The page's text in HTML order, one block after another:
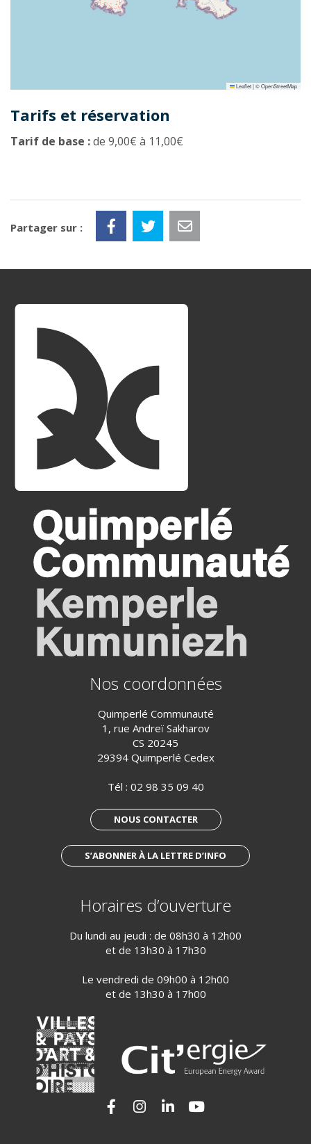
Leaflet|©OpenStreetMap
Tarifs et réservation
Tarif de base :de 9,00€ à 11,00€
Partager sur :
Nos coordonnées
Quimperlé Communauté
1, rue Andreï Sakharov
CS 20245
29394 Quimperlé Cedex
Tél : 02 98 35 09 40
NOUS CONTACTER
S’ABONNER À LA LETTRE D’INFO
Horaires d’ouverture
Du lundi au jeudi : de 08h30 à 12h00
et de 13h30 à 17h30
Le vendredi de 09h00 à 12h00
et de 13h30 à 17h00
Lien vers le compte Facebook
Lien vers le compte Instagram
Lien vers le compte